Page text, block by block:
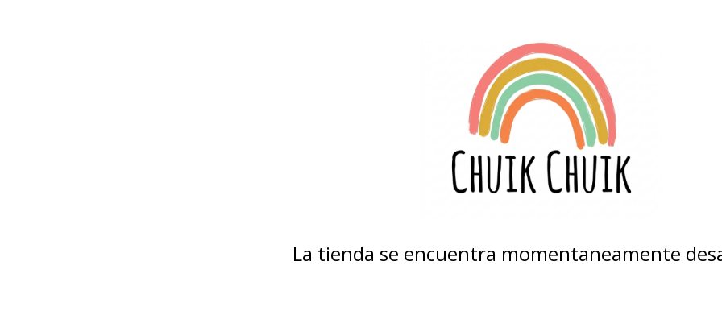
La tienda se encuentra momentaneamente